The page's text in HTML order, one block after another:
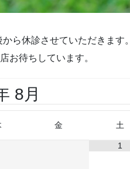
ら休診させていただきます。
お待ちしています。
8月
金 土
1